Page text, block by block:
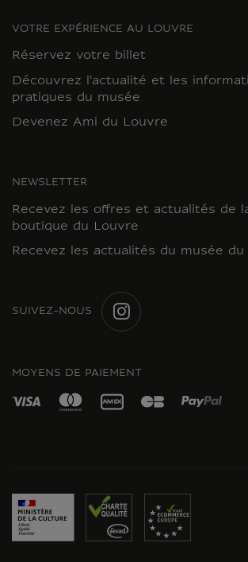
VOTRE EXPÉRIENCE AU LOUVRE
Réservez votre billet
Découvrez l'actualité et les
pratiques du musée
Devenez Ami du Louvre
NEWSLETTER
Recevez les offres et actualités de
boutique du Louvre
Recevez les actualités du musée du
SUIVEZ-NOUS
MOYENS DE PAIEMENT